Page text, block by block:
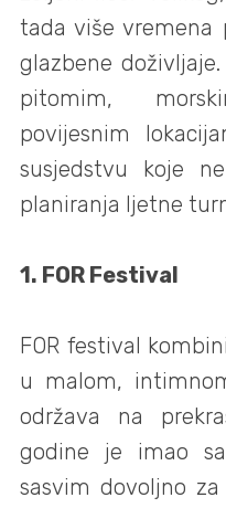
tada više vremena
glazbene
pitomim,
povijesnim
susjedstvu koje
planiranja ljetne
1. FOR Festival
FOR festival
u malom,
održava na
godine je imao
sasvim dovoljno